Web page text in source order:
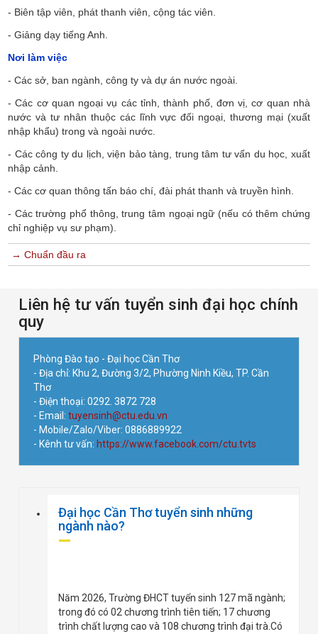
- Biên tập viên, phát thanh viên, cộng tác viên.
- Giảng dạy tiếng Anh.
Nơi làm việc
- Các sở, ban ngành, công ty và dự án nước ngoài.
- Các cơ quan ngoại vụ các tỉnh, thành phố, đơn vị, cơ quan nhà
nước và tư nhân thuộc các lĩnh vực đối ngoại, thương mại (xuất
nhập khẩu) trong và ngoài nước.
- Các công ty du lịch, viện bảo tàng, trung tâm tư vấn du học, xuất
nhập cảnh.
- Các cơ quan thông tấn báo chí, đài phát thanh và truyền hình.
- Các trường phổ thông, trung tâm ngoại ngữ (nếu có thêm chứng
chỉ nghiệp vụ sư phạm).
→ Chuẩn đầu ra
Liên hệ tư vấn tuyển sinh đại học chính
quy
Phòng Đào tạo - Đại học Cần Thơ
- Địa chỉ: Khu 2, Đường 3/2, Phường Ninh Kiều, TP. Cần
Thơ
- Điện thoại: 0292. 3872 728
- Email:tuyensinh@ctu.edu.vn
- Mobile/Zalo/Viber: 0886889922
- Kênh tư vấn: https://www.facebook.com/ctu.tvts
Đại học Cần Thơ tuyển sinh những
ngành nào?
Năm 2026, Trường ĐHCT tuyển sinh 127 mã ngành;
trong đó có 02 chương trình tiên tiến; 17 chương
trình chất lượng cao và 108 chương trình đại trà.Có